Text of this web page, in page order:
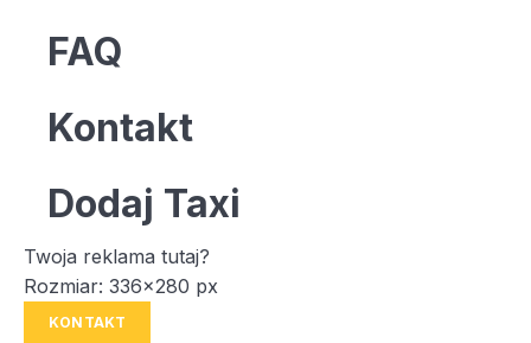
FAQ
Kontakt
Dodaj Taxi
Twoja reklama tutaj?
Rozmiar: 336x280 px
KONTAKT